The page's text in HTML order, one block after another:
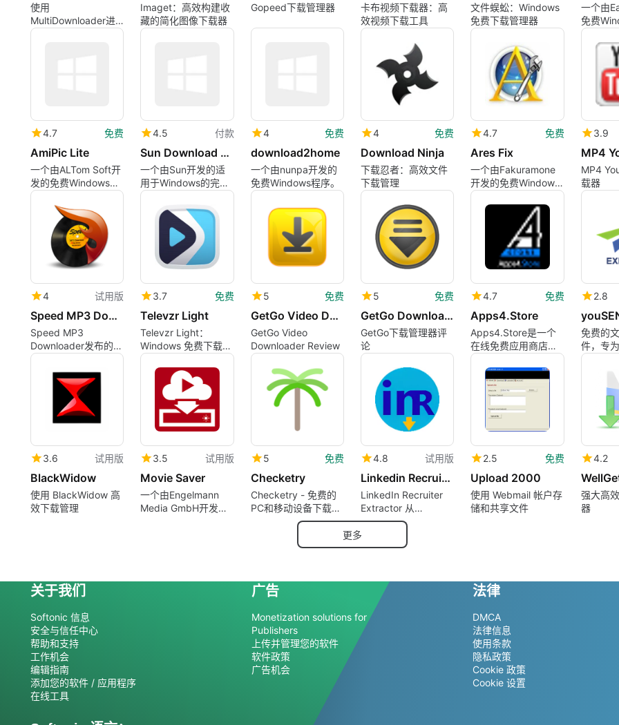
使用
MultiDownloader进
行高效下载管理
Imaget：高效构建收
藏的简化图像下载器
Gopeed下载管理器
卡布视频下载器：高
效视频下载工具
文件蜈蚣：Windows
免费下载管理器
一个由
免费
4.7 免费
AmiPic Lite
一个由ALTom Soft开
发的免费Windows程
序。
4.5 付款
Sun Download Manager
一个由Sun开发的适
用于Windows的完整
版本程序。
4 免费
download2home
一个由nunpa开发的
免费Windows程序。
4 免费
Download Ninja
下载忍者：高效文件
下载管理
4.7 免费
Ares Fix
一个由Fakuramone
开发的免费Windows
应用。
3.9
MP4
载器
4 试用版
Speed MP3 Downloader
Speed MP3
Downloader发布的
Windows试用版程
3.7 免费
Televzr Light
Televzr Light：
Windows 免费下载管
理器
5 免费
GetGo Video Downloader
GetGo Video
Downloader Review
5 免费
GetGo Download Manager
GetGo下载管理器评
论
4.7 免费
Apps4.Store
Apps4.Store是一个
在线免费应用商店客
户端，提供Win10桌
面软件！
2.8
免费的
件，专
计
3.6 试用版
BlackWidow
使用 BlackWidow 高
效下载管理
3.5 试用版
Movie Saver
一个由Engelmann
Media GmbH开发的
5 免费
Checketry
Checketry - 免费的
PC和移动设备下载管
4.8 试用版
Linkedin Recruiter Extractor
LinkedIn Recruiter
Extractor 从
LinkedIn 和 LinkedIn
Recruiter 档案中提取
数据。
2.5 免费
Upload 2000
使用 Webmail 帐户存
储和共享文件
4.2
强大高
器
更多
关于我们
Softonic 信息
安全与信任中心
帮助和支持
工作机会
编辑指南
添加您的软件 / 应用程序
在线工具
广告
Monetization solutions for
Publishers
上传并管理您的软件
软件政策
广告机会
法律
DMCA
法律信息
使用条款
隐私政策
Cookie 政策
Cookie 设置